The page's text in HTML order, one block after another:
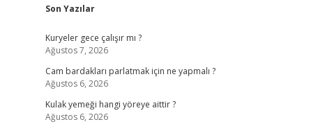
Sidebar
Son Yazılar
Kuryeler gece çalışır mı ?
Ağustos 7, 2026
Cam bardakları parlatmak için ne yapmalı ?
Ağustos 6, 2026
Kulak yemeği hangi yöreye aittir ?
Ağustos 6, 2026